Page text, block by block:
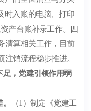
时入账的电脑、打印
产台账补录工作。四
清算相关工作，目前
销流程稳步推进。
足，党建引领作用弱
（1 ）制定《党建工